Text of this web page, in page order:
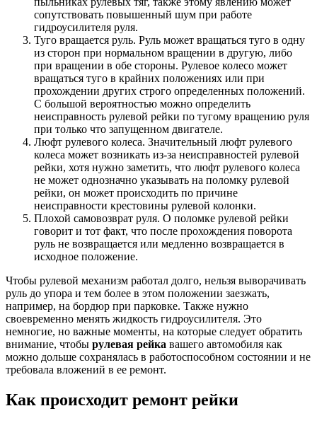
сопутствовать повышенный шум при работе
гидроусилителя руля.
Туго вращается руль. Руль может вращаться туго в одну
из сторон при нормальном вращении в другую, либо
при вращении в обе стороны. Рулевое колесо может
вращаться туго в крайних положениях или при
прохождении других строго определенных положений.
С большой вероятностью можно определить
неисправность рулевой рейки по тугому вращению руля
при только что запущенном двигателе.
Люфт рулевого колеса. Значительный люфт рулевого
колеса может возникать из-за неисправностей рулевой
рейки, хотя нужно заметить, что люфт рулевого колеса
не может однозначно указывать на поломку рулевой
рейки, он может происходить по причине
неисправности крестовины рулевой колонки.
Плохой самовозврат руля. О поломке рулевой рейки
говорит и тот факт, что после прохождения поворота
руль не возвращается или медленно возвращается в
исходное положение.
Чтобы рулевой механизм работал долго, нельзя выворачивать
руль до упора и тем более в этом положении заезжать,
например, на бордюр при парковке. Также нужно
своевременно менять жидкость гидроусилителя. Это
немногие, но важные моменты, на которые следует обратить
внимание, чтобы рулевая рейка вашего автомобиля как
можно дольше сохранялась в работоспособном состоянии и не
требовала вложений в ее ремонт.
Как происходит ремонт рейки